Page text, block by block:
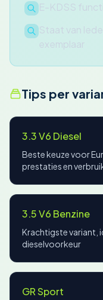
E-KDSS
Staat van
exemplaar
Tips per
3.3 V6 Diesel
Beste keuze voor
prestaties en
3.5 V6 Benzine
Krachtigste variant,
dieselvoorkeur
GR Sport